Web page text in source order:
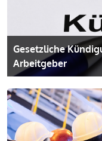
Gesetzliche
Arbeitgeber